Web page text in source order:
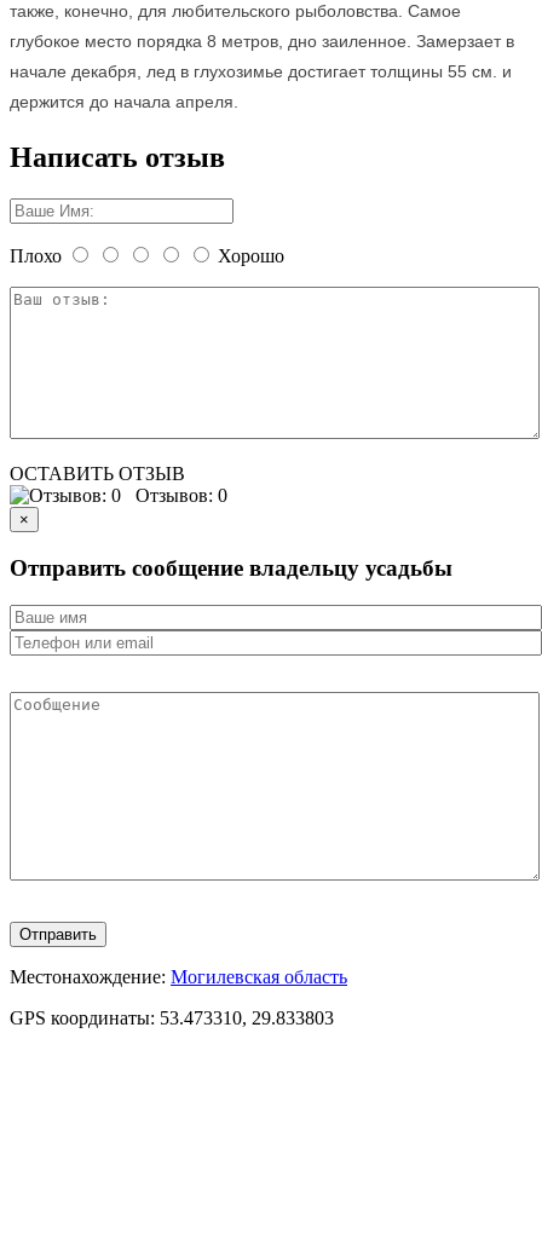
также, конечно, для любительского рыболовства. Самое
глубокое место порядка 8 метров, дно заиленное. Замерзает в
начале декабря, лед в глухозимье достигает толщины 55 см. и
держится до начала апреля.
Написать отзыв
Плохо Хорошо
ОСТАВИТЬ ОТЗЫВ
Отзывов: 0
×
Отправить сообщение владельцу усадьбы
Местонахождение: Могилевская область
GPS координаты: 53.473310, 29.833803